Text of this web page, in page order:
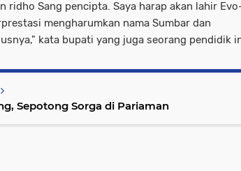
ridho Sang pencipta. Saya harap akan lahir
mengharumkan nama Sumbar dan
kata bupati yang juga seorang pendidik
Sepotong Sorga di Pariaman